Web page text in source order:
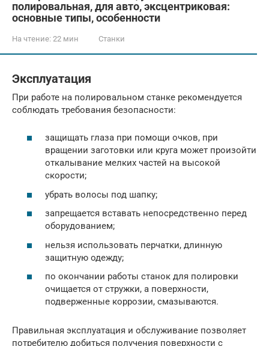
полировальная, для авто, эксцентриковая:
основные типы, особенности
На чтение: 22 мин Станки
Эксплуатация
При работе на полировальном станке рекомендуется
соблюдать требования безопасности:
защищать глаза при помощи очков, при
вращении заготовки или круга может произойти
откалывание мелких частей на высокой
скорости;
убрать волосы под шапку;
запрещается вставать непосредственно перед
оборудованием;
нельзя использовать перчатки, длинную
защитную одежду;
по окончании работы станок для полировки
очищается от стружки, а поверхности,
подверженные коррозии, смазываются.
Правильная эксплуатация и обслуживание позволяет
потребителю добиться получения поверхности с